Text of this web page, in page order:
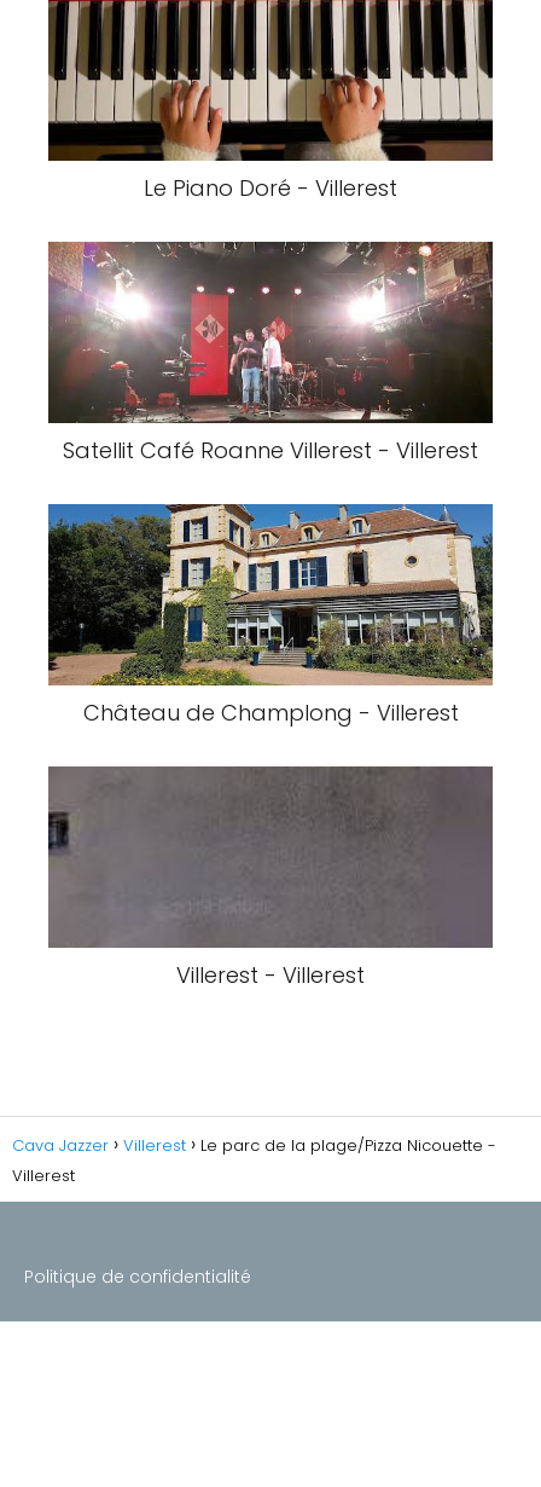
Le Piano Doré - Villerest
Satellit Café Roanne Villerest - Villerest
Château de Champlong - Villerest
Villerest - Villerest
Cava Jazzer Villerest
Le parc de la plage/Pizza Nicouette -
Villerest
Politique de confidentialité